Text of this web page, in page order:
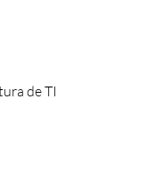
de TI